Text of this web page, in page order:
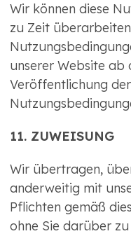
Wir können diese
zu Zeit
unserer Website
Veröffentlichung
11. ZUWEISUNG
Wir übertragen,
anderweitig mit
Pflichten gemäß
ohne Sie darüber